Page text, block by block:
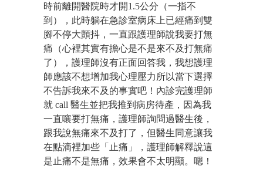
時前離開醫院時才開1.5公分（一指不
到），此時躺在急診室病床上已經痛到雙
腳不停大顫抖，一直跟護理師說我要打無
痛（心裡其實有擔心是不是來不及打無痛
了），護理師沒有正面回答我，我想護理
師應該不想增加我心理壓力所以當下選擇
不告訴我來不及的事實吧！內診完護理師
就 call 醫生並把我推到病房待產，因為我
一直嚷要打無痛，護理師詢問過醫生後，
跟我說無痛來不及打了，但醫生同意讓我
在點滴裡加些「止痛」，護理師解釋說這
是止痛不是無痛，效果會不太明顯。嗯！